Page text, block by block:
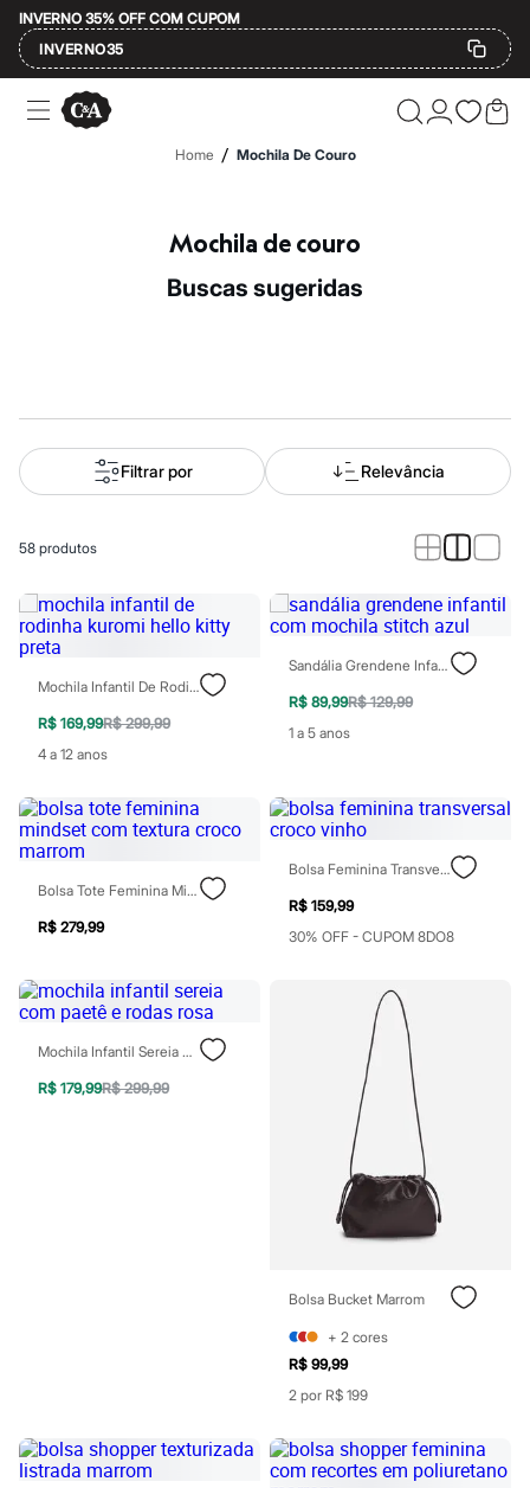
INVERNO 35% OFF COM CUPOM
INVERNO35
Ofertas
Compre por Departamento
Alfaiataria
Novidades
Roupas
Blusas e Camisetas
Casacos e Jaquetas
Macacões
Saias
Shorts e Bermudas
Vestidos
Acessórios
Bonés e Chapéus
Bijoux
Óculos
Relógios
Calçados
Botas
Rasteirinhas
Sandálias
Sapatilhas
Marcas
City
Clock House
Mindset
Yessica
Saídas de praia
Personagens
Home / Mochila De Couro
Mochila de couro
buscas sugeridas
Filtrar por Relevância
58 produtos
Mochila Infantil De Rodinha Kuromi Hello Kitty Preta
R$ 169,99R$ 299,99
4 a 12 anos
Sandália Grendene Infantil Com Mochila Stitch Azul
R$ 89,99R$ 129,99
1 a 5 anos
Bolsa Tote Feminina Mindset Com Textura Croco Marrom
R$ 279,99
Bolsa Feminina Transversal Croco Vinho
R$ 159,99
30% OFF - CUPOM 8DO8
Mochila Infantil Sereia Com Paetê E Rodas Rosa
R$ 179,99R$ 299,99
Bolsa Bucket Marrom
+ 2 cores
R$ 99,99
2 por R$ 199